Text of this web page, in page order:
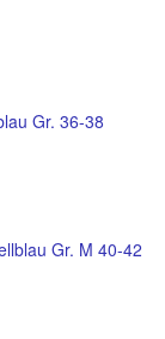
Gr. 36-38